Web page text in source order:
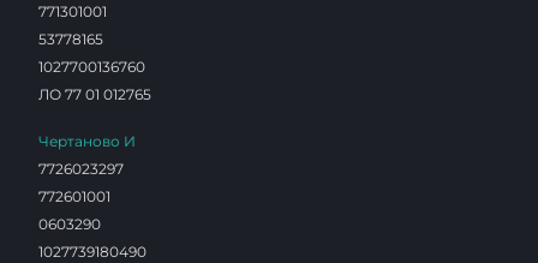
771301001
53778165
1027700136760
ЛО 77 01 012765
Чертаново И
7726023297
772601001
0603290
1027739180490